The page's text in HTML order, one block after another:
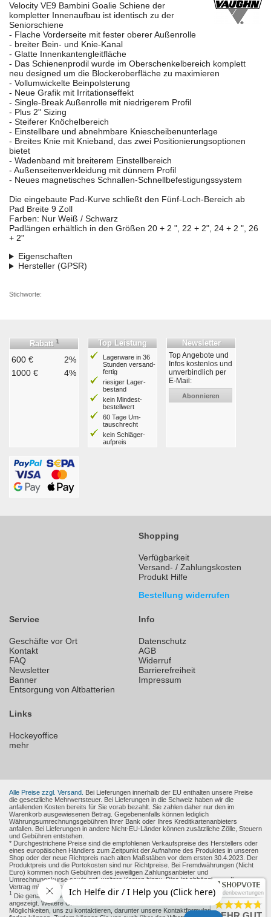
Velocity VE9 Bambini Goalie Schiene der
kompletter Innenaufbau ist identisch zu der
Seniorschiene
- Flache Vorderseite mit fester oberer Außenrolle
- breiter Bein- und Knie-Kanal
- Glatte Innenkantengleitfläche
- Das Schienenprodil wurde im Oberschenkelbereich komplett
neu designed um die Blockeroberfläche zu maximieren
- Vollumwickelte Beinpolsterung
- Neue Grafik mit Irritationseffekt
- Single-Break Außenrolle mit niedrigerem Profil
- Plus 2" Sizing
- Steiferer Knöchelbereich
- Einstellbare und abnehmbare Kniescheibenunterlage
- Breites Knie mit Knieband, das zwei Positionierungsoptionen
bietet
- Wadenband mit breiterem Einstellbereich
- Außenseitenverkleidung mit dünnem Profil
- Neues magnetisches Schnallen-Schnellbefestigungssystem
Die eingebaute Pad-Kurve schließt den Fünf-Loch-Bereich ab
Pad Breite 9 Zoll
Farben: Nur Weiß / Schwarz
Padlängen erhältlich in den Größen 20 + 2 ", 22 + 2", 24 + 2 ", 26
+ 2"
Eigenschaften
Hersteller (GPSR)
Stichworte:
Rabatt 1
600 €
2%
1000 €
4%
Top Leistung
Lagerware in 36
Stunden ver­sand­
fertig
riesiger Lager­
bestand
kein Mindest­
bestell­wert
60 Tage Um­
tausch­recht
kein Schläger­
aufpreis
Newsletter
Top Angebote und
Infos kostenlos und
unverbindlich per
E-Mail:
Abonnieren
Shopping
Verfügbarkeit
Versand- / Zahlungskosten
Produkt Hilfe
Bestellung widerrufen
Service
Geschäfte vor Ort
Kontakt
FAQ
Newsletter
Banner
Entsorgung von Altbatterien
Info
Datenschutz
AGB
Widerruf
Barrierefreiheit
Impressum
Links
Hockeyoffice
mehr
Alle Preise zzgl. Versand. Bei Lieferungen innerhalb der EU enthalten unsere Preise
die gesetzliche Mehrwertsteuer. Bei Lieferungen in die Schweiz haben wir die
anfallenden Kosten bereits für Sie vorab bezahlt. Sie zahlen daher nur den im
Warenkorb ausgewiesenen Betrag. Gegebenenfalls können lediglich
Währungsumrechnungsgebühren Ihrer Bank oder Ihres Kreditkartenanbieters
anfallen. Bei Lieferungen in andere Nicht-EU-Länder können zusätzliche Zölle, Steuern
und Gebühren entstehen.
* Durchgestrichene Preise sind die empfohlenen Verkaufspreise des Herstellers oder
eines europäischen Händlers zum Zeitpunkt der Aufnahme des Produktes in unseren
Shop oder der neue Richtpreis nach alten Maßstäben vor dem ersten 30.4.2023. Der
Produktpreis und die Portokosten sind nur Richtpreise. Bei Fremdwährungen (Nicht
Euro) kommen noch Gebühren des jeweiligen Zahlungsanbieter und
Umrechnungskurse sowie ggf. weitere Kosten hinzu. Dies ist abhängig von Ihren
Vertrag mit den Zahlungsanbieter.
1 Die genaue Höhe des Rabattes wird Ihnen auf der Produkt-Seite und im Warenkorb
angezeigt. Weitere Online-Kommunikationsmittel: Sie haben verschiedene
Möglichkeiten, uns zu kontaktieren, darunter unsere Kontaktformulare, die Siehier
Kundenbewertungen